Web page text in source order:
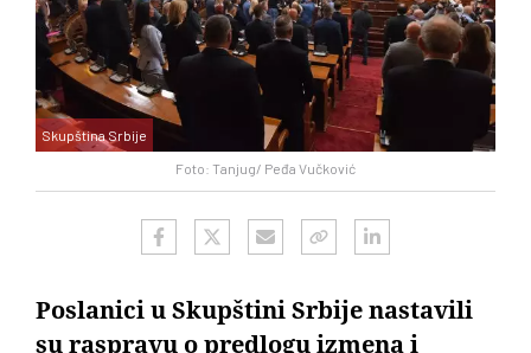
Foto: Tanjug/ Peđa Vučković
Skupština Srbije
Poslanici u Skupštini Srbije nastavili
su raspravu o predlogu izmena i